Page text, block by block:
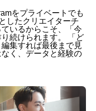
をプライベートでも
したクリエイターチ
いるからこそ、「今
続けられます。 「ど
集すれば最後まで見
く、データと経験の